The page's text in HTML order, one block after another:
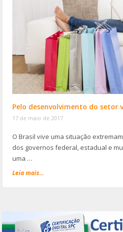
Pelo desenvolvimento do setor
17 de maio de 2017
O Brasil vive uma situação
dos governos federal, estadual e
uma …
Leia mais...